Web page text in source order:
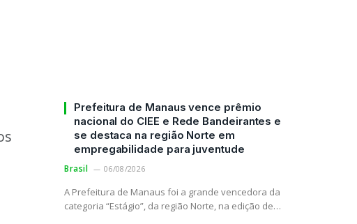
Prefeitura de Manaus vence prêmio
nacional do CIEE e Rede Bandeirantes e
se destaca na região Norte em
empregabilidade para juventude
Brasil 06/08/2026
A Prefeitura de Manaus foi a grande vencedora da
categoria “Estágio”, da região Norte, na edição de…